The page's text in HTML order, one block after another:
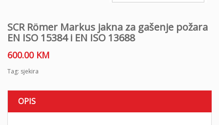
SCR Römer Markus jakna za gašenje požara
EN ISO 15384 i EN ISO 13688
600.00 KM
Tag: sjekira
OPIS